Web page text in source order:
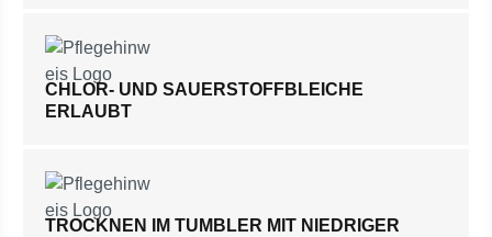
CHLOR- UND SAUERSTOFFBLEICHE
ERLAUBT
TROCKNEN IM TUMBLER MIT NIEDRIGER